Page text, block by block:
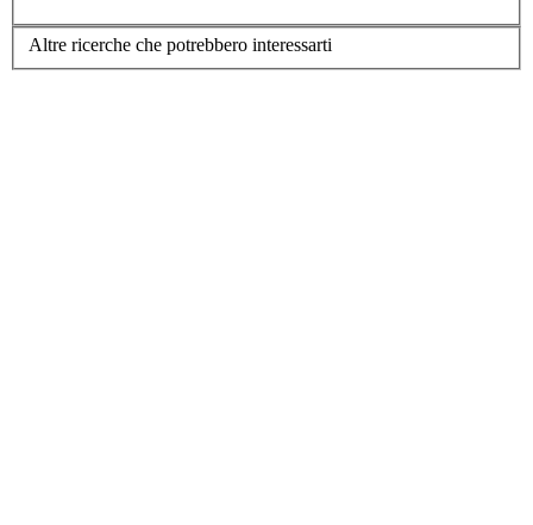
Altre ricerche che potrebbero interessarti